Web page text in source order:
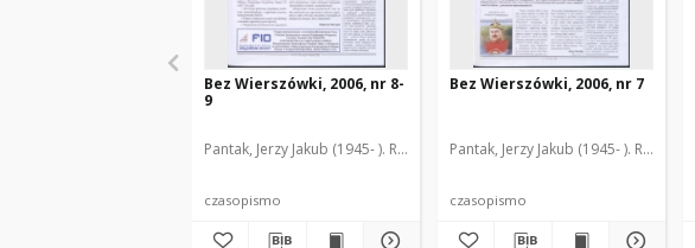
Bez Wierszówki, 2006, nr 8-
9
Pantak, Jerzy Jakub (1945- ). Red.
czasopismo
Bez Wierszówki, 2006, nr 7
Pantak, Jerzy Jakub (1945- ). Red.
czasopismo